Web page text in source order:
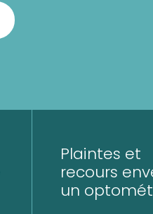
Plaintes et
recours
un